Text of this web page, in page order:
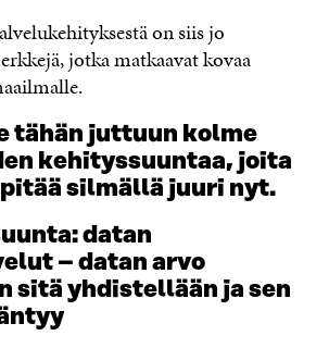
on siis jo
jotka matkaavat kovaa
tähän juttuun kolme
kehityssuuntaa, joita
silmällä juuri nyt.
datan
– datan arvo
sitä yhdistellään ja sen